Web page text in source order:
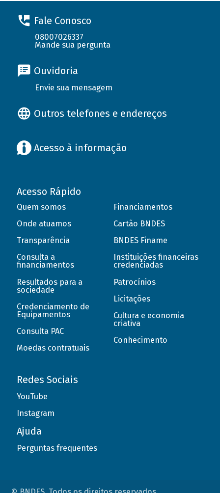
Fale Conosco
08007026337
Mande sua pergunta
Ouvidoria
Envie sua mensagem
Outros telefones e endereços
Acesso à informação
Acesso Rápido
Quem somos
Onde atuamos
Transparência
Consulta a
financiamentos
Resultados para a
sociedade
Credenciamento de
Equipamentos
Consulta PAC
Moedas contratuais
Financiamentos
Cartão BNDES
BNDES Finame
Instituições financeiras
credenciadas
Patrocínios
Licitações
Cultura e economia
criativa
Conhecimento
Redes Sociais
YouTube
Instagram
Ajuda
Perguntas frequentes